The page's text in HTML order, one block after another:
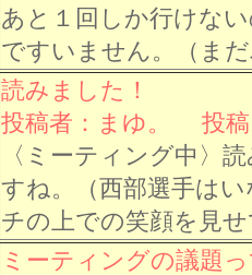
あと１回しか行けな
ですいません。（ま
読みました！
投稿者：まゆ。 投稿
〈ミーティング中〉
すね。（西部選手は
チの上での笑顔を見
ミーティングの議題